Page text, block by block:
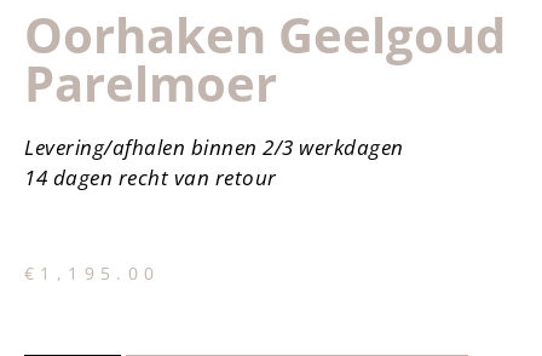
Oorhaken Geelgoud
Parelmoer
Levering/afhalen binnen 2/3 werkdagen
14 dagen recht van retour
€ 1,195.00